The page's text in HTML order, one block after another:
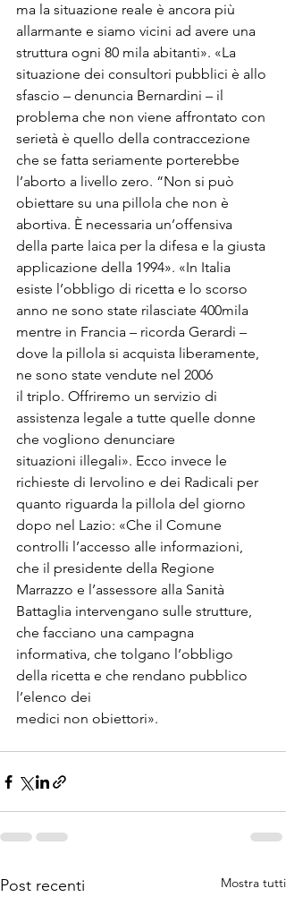
ma la situazione reale è ancora più
allarmante e siamo vicini ad avere una
struttura ogni 80 mila abitanti». «La
situazione dei consultori pubblici è allo
sfascio – denuncia Bernardini – il
problema che non viene affrontato con
serietà è quello della contraccezione
che se fatta seriamente porterebbe
l’aborto a livello zero. “Non si può
obiettare su una pillola che non è
abortiva. È necessaria un’offensiva
della parte laica per la difesa e la giusta
applicazione della 1994». «In Italia
esiste l’obbligo di ricetta e lo scorso
anno ne sono state rilasciate 400mila
mentre in Francia – ricorda Gerardi –
dove la pillola si acquista liberamente,
ne sono state vendute nel 2006
il triplo. Offriremo un servizio di
assistenza legale a tutte quelle donne
che vogliono denunciare
situazioni illegali». Ecco invece le
richieste di Iervolino e dei Radicali per
quanto riguarda la pillola del giorno
dopo nel Lazio: «Che il Comune
controlli l’accesso alle informazioni,
che il presidente della Regione
Marrazzo e l’assessore alla Sanità
Battaglia intervengano sulle strutture,
che facciano una campagna
informativa, che tolgano l’obbligo
della ricetta e che rendano pubblico
l’elenco dei
medici non obiettori».
Post recenti Mostra tutti